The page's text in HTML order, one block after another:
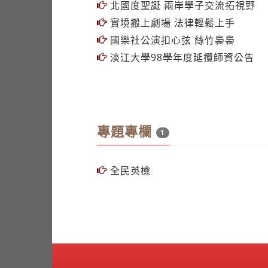
北國度聖誕 兩岸學子交流拓視野
實境搬上劇場 法律輕鬆上手
國樂社公演扣心弦 絲竹裊裊
淡江大學98學年度延攬師資公告
專題專欄 1
全民英檢